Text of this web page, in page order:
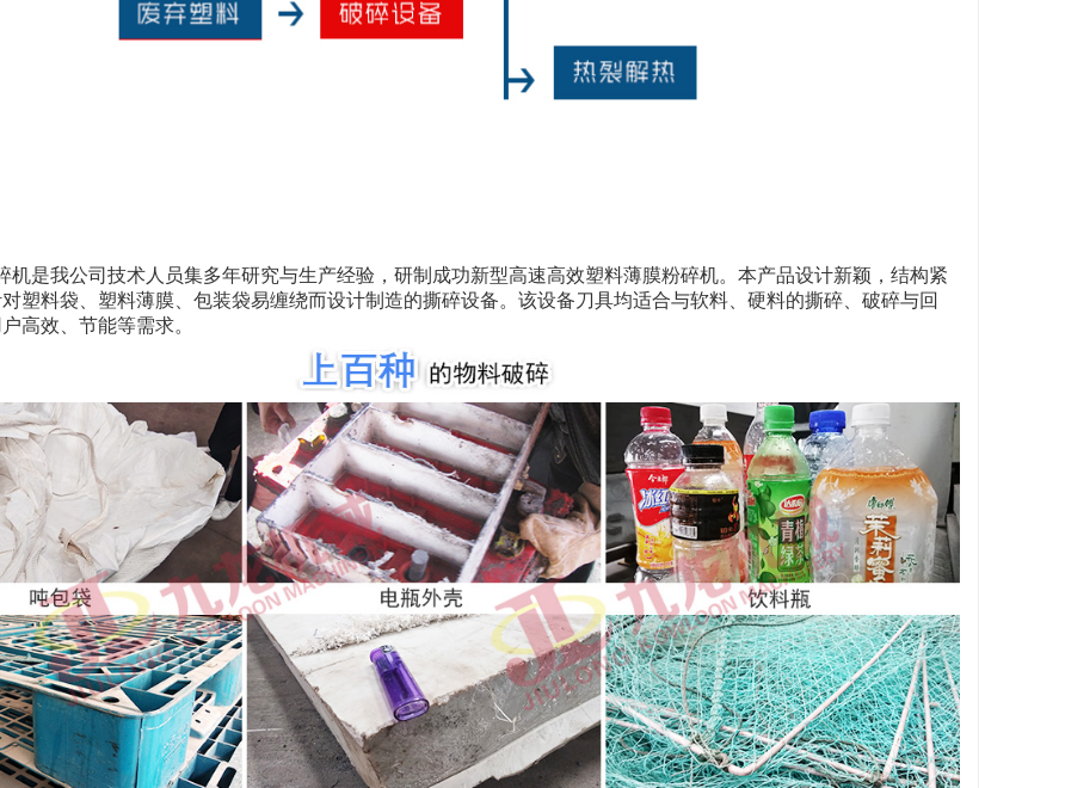
机是我公司技术人员集多年研究与生产经验，研制成功新型高速高效塑料薄膜粉碎机。本产品设计新颖，结构紧
塑料袋、塑料薄膜、包装袋易缠绕而设计制造的撕碎设备。该设备刀具均适合与软料、硬料的撕碎、破碎与回
高效、节能等需求。